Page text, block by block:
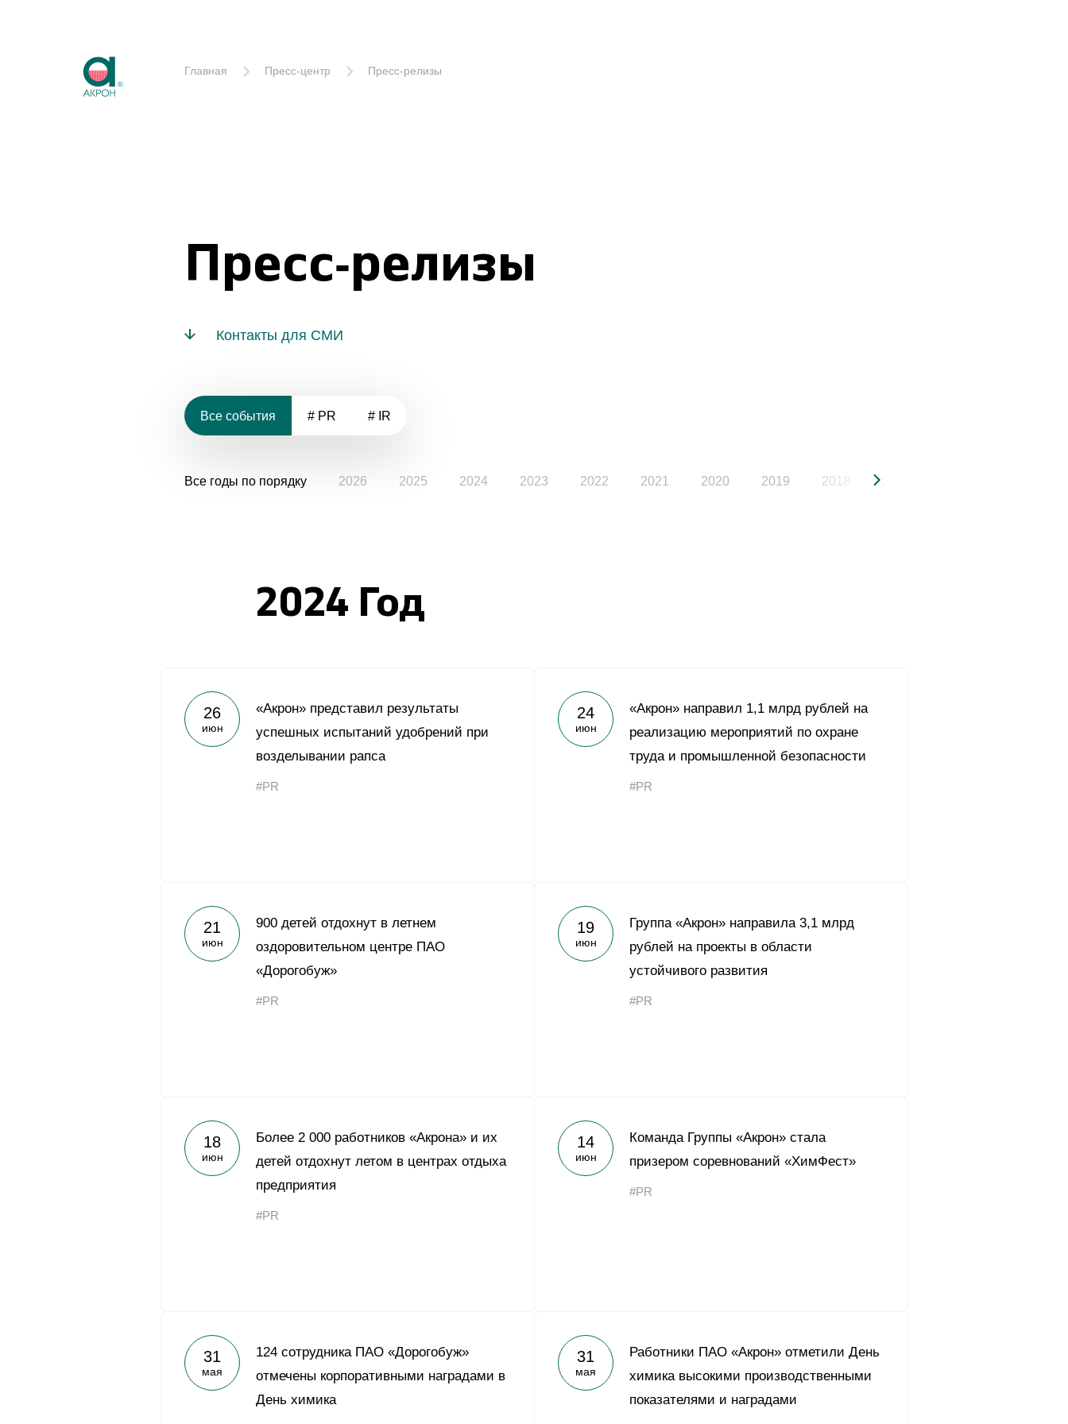
Главная Пресс-центр Пресс-релизы
Пресс-релизы
Контакты для СМИ
Все события # PR # IR
Все годы по порядку 2026 2025 2024 2023 2022 2021 2020 2019 2018
2024 Год
26
июн
«Акрон» представил результаты
успешных испытаний удобрений при
возделывании рапса
#PR
24
июн
«Акрон» направил 1,1 млрд рублей на
реализацию мероприятий по охране
труда и промышленной безопасности
#PR
21
июн
900 детей отдохнут в летнем
оздоровительном центре ПАО
«Дорогобуж»
#PR
19
июн
Группа «Акрон» направила 3,1 млрд
рублей на проекты в области
устойчивого развития
#PR
18
июн
Более 2 000 работников «Акрона» и их
детей отдохнут летом в центрах отдыха
предприятия
#PR
14
июн
Команда Группы «Акрон» стала
призером соревнований «ХимФест»
#PR
31
мая
124 сотрудника ПАО «Дорогобуж»
отмечены корпоративными наградами в
День химика
31
мая
Работники ПАО «Акрон» отметили День
химика высокими производственными
показателями и наградами